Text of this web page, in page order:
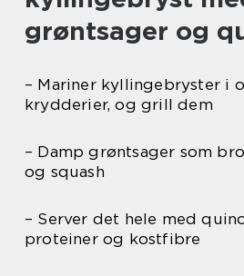
grøntsager og
– Mariner kyllingebryster i
krydderier, og grill dem
– Damp grøntsager som
og squash
– Server det hele med
proteiner og kostfibre